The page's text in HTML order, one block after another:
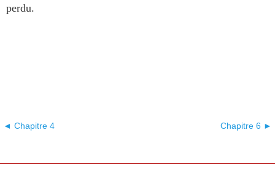
perdu.
◄ Chapitre 4 Chapitre 6 ►